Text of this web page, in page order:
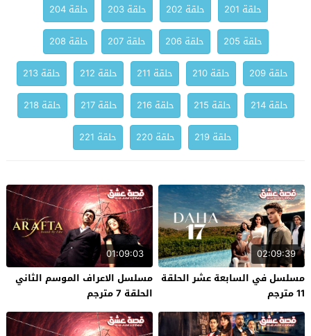
حلقة 201
حلقة 202 حلقة 203
حلقة 204
حلقة 205
حلقة 206 حلقة 207
حلقة 208
حلقة 209
حلقة 210 حلقة 211 حلقة 212
حلقة 213
حلقة 214
حلقة 215 حلقة 216 حلقة 217
حلقة 218
حلقة 219
حلقة 220 حلقة 221
02:09:39
مسلسل في السابعة عشر الحلقة
11 مترجم
01:09:03
مسلسل الاعراف الموسم الثاني
الحلقة 7 مترجم